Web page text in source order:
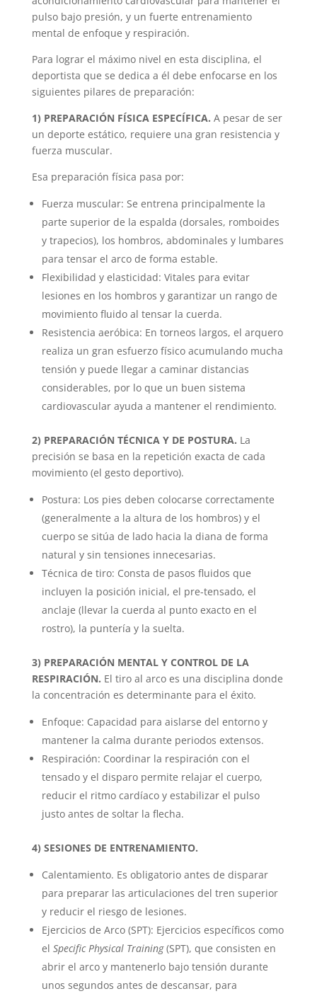
pulso bajo presión, y un fuerte entrenamiento
mental de enfoque y respiración.
Para lograr el máximo nivel en esta disciplina, el
deportista que se dedica a él debe enfocarse en los
siguientes pilares de preparación:
1) PREPARACIÓN FÍSICA ESPECÍFICA. A pesar de ser
un deporte estático, requiere una gran resistencia y
fuerza muscular.
Esa preparación física pasa por:
Fuerza muscular: Se entrena principalmente la
parte superior de la espalda (dorsales, romboides
y trapecios), los hombros, abdominales y lumbares
para tensar el arco de forma estable.
Flexibilidad y elasticidad: Vitales para evitar
lesiones en los hombros y garantizar un rango de
movimiento fluido al tensar la cuerda.
Resistencia aeróbica: En torneos largos, el arquero
realiza un gran esfuerzo físico acumulando mucha
tensión y puede llegar a caminar distancias
considerables, por lo que un buen sistema
cardiovascular ayuda a mantener el rendimiento.
2) PREPARACIÓN TÉCNICA Y DE POSTURA. La
precisión se basa en la repetición exacta de cada
movimiento (el gesto deportivo).
Postura: Los pies deben colocarse correctamente
(generalmente a la altura de los hombros) y el
cuerpo se sitúa de lado hacia la diana de forma
natural y sin tensiones innecesarias.
Técnica de tiro: Consta de pasos fluidos que
incluyen la posición inicial, el pre-tensado, el
anclaje (llevar la cuerda al punto exacto en el
rostro), la puntería y la suelta.
3) PREPARACIÓN MENTAL Y CONTROL DE LA
RESPIRACIÓN. El tiro al arco es una disciplina donde
la concentración es determinante para el éxito.
Enfoque: Capacidad para aislarse del entorno y
mantener la calma durante periodos extensos.
Respiración: Coordinar la respiración con el
tensado y el disparo permite relajar el cuerpo,
reducir el ritmo cardíaco y estabilizar el pulso
justo antes de soltar la flecha.
4) SESIONES DE ENTRENAMIENTO.
Calentamiento. Es obligatorio antes de disparar
para preparar las articulaciones del tren superior
y reducir el riesgo de lesiones.
Ejercicios de Arco (SPT): Ejercicios específicos como
el Specific Physical Training(SPT), que consisten en
abrir el arco y mantenerlo bajo tensión durante
unos segundos antes de descansar, para